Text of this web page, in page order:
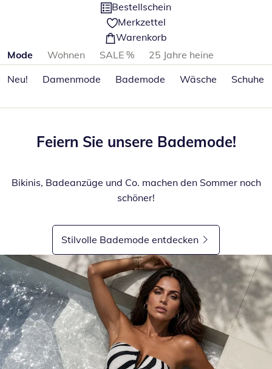
Bestellschein
Merkzettel
Warenkorb
Produktkategorien überspringen
Mode Wohnen SALE %
25 Jahre heine
Neu!
Damenmode Bademode Wäsche Schuhe
Feiern Sie unsere Bademode!
Bikinis, Badeanzüge und Co. machen den Sommer noch
schöner!
Stilvolle Bademode entdecken